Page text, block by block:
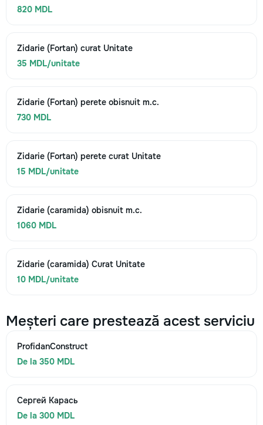
820 MDL
Zidarie (Fortan) curat Unitate
35 MDL/unitate
Zidarie (Fortan) perete obisnuit m.c.
730 MDL
Zidarie (Fortan) perete curat Unitate
15 MDL/unitate
Zidarie (caramida) obisnuit m.c.
1060 MDL
Zidarie (caramida) Curat Unitate
10 MDL/unitate
Meșteri care prestează acest serviciu
ProfidanConstruct
De la 350 MDL
Сергей Карась
De la 300 MDL